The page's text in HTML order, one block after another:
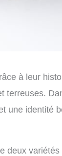
à leur
une identité